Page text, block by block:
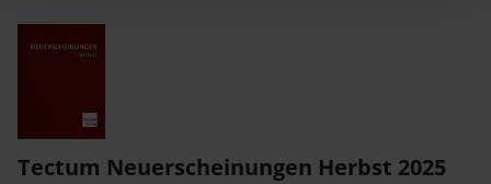
Tectum Neuerscheinungen Herbst 2025